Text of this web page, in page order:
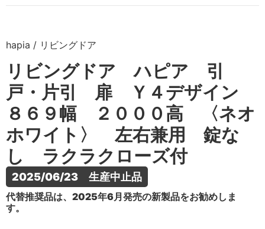
hapia / リビングドア
リビングドア ハピア 引
戸・片引 扉 Ｙ４デザイン
８６９幅 ２０００高 〈ネオ
ホワイト〉 左右兼用 錠な
し ラクラクローズ付
2025/06/23　生産中止品
代替推奨品は、2025年6月発売の新製品をお勧めしま
す。